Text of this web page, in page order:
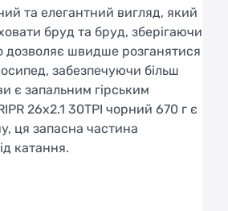
та елегантний вигляд, який
бруд та бруд, зберігаючи
дозволяє швидше розганятися
забезпечуючи більш
є запальним гірським
26x2.1 30TPI чорний 670 г є
ця запасна частина
катання.